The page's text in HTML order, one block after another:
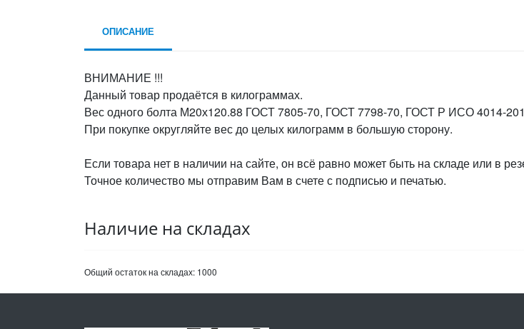
ОПИСАНИЕ
ВНИМАНИЕ !!!
Данный товар продаётся в килограммах.
Вес одного болта М20х120.88 ГОСТ 7805-70, ГОСТ 7798-70, ГОСТ Р ИСО 4014-
При покупке округляйте вес до целых килограмм в большую сторону.
Если товара нет в наличии на сайте, он всё равно может быть на складе или в
Точное количество мы отправим Вам в счете с подписью и печатью.
Наличие на складах
Общий остаток на складах: 1000